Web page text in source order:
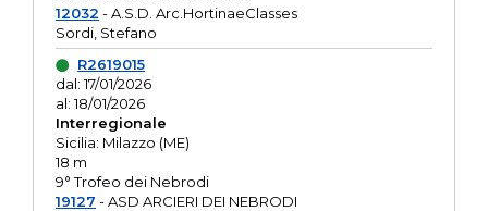
12032 - A.S.D. Arc.HortinaeClasses
Sordi, Stefano
R2619015
dal: 17/01/2026
al: 18/01/2026
Interregionale
Sicilia: Milazzo (ME)
18 m
9° Trofeo dei Nebrodi
19127 - ASD ARCIERI DEI NEBRODI